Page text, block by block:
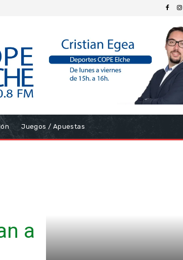
Juegos / Apuestas
a